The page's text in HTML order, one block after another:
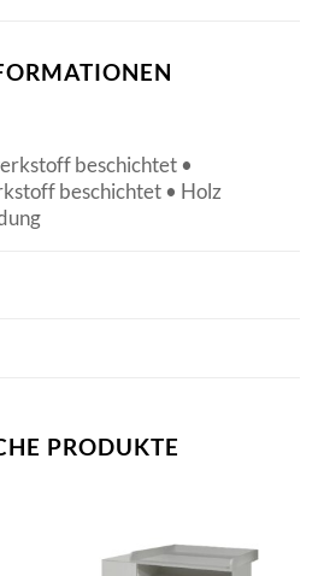
beschichtet •
beschichtet • Holz
PRODUKTE